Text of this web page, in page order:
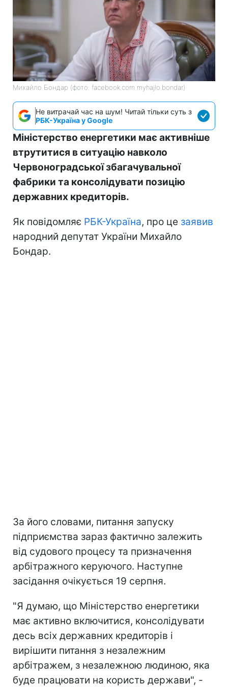
Михайло Бондар (фото: facebook.com myhajlo.bondar)
Не витрачай час на шум! Читай тільки суть з
РБК-Україна у Google
Міністерство енергетики має активніше
втрутитися в ситуацію навколо
Червоноградської збагачувальної
фабрики та консолідувати позицію
державних кредиторів.
Як повідомляє РБК-Україна, про це заявив
народний депутат України Михайло
Бондар.
За його словами, питання запуску
підприємства зараз фактично залежить
від судового процесу та призначення
арбітражного керуючого. Наступне
засідання очікується 19 серпня.
"Я думаю, що Міністерство енергетики
має активно включитися, консолідувати
десь всіх державних кредиторів і
вирішити питання з незалежним
арбітражем, з незалежною людиною, яка
буде працювати на користь держави", -